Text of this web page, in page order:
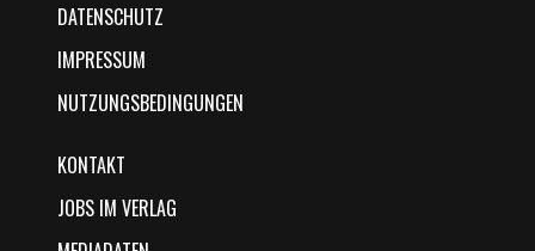
DATENSCHUTZ
IMPRESSUM
NUTZUNGSBEDINGUNGEN
KONTAKT
JOBS IM VERLAG